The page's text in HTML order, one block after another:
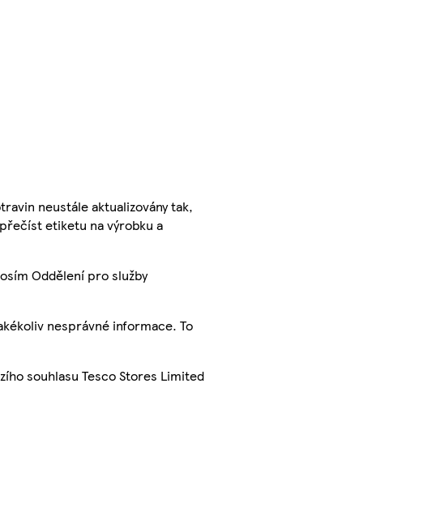
neustále aktualizovány tak,
etiketu na výrobku a
Oddělení pro služby
nesprávné informace. To
souhlasu Tesco Stores Limited